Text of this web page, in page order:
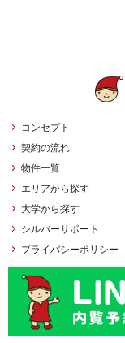
コンセプト
契約の流れ
物件一覧
エリアから探す
大学から探す
シルバーサポート
プライバシーポリシー